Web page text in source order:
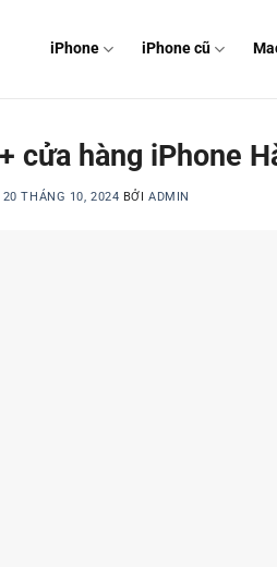
iPhone iPhone cũ
cửa hàng iPhone
20 THÁNG 10, 2024 BỞIADMIN